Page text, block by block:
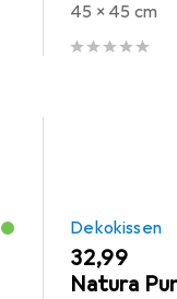
45 x 45 cm
Dekokissen
EUR
32,99
Natura